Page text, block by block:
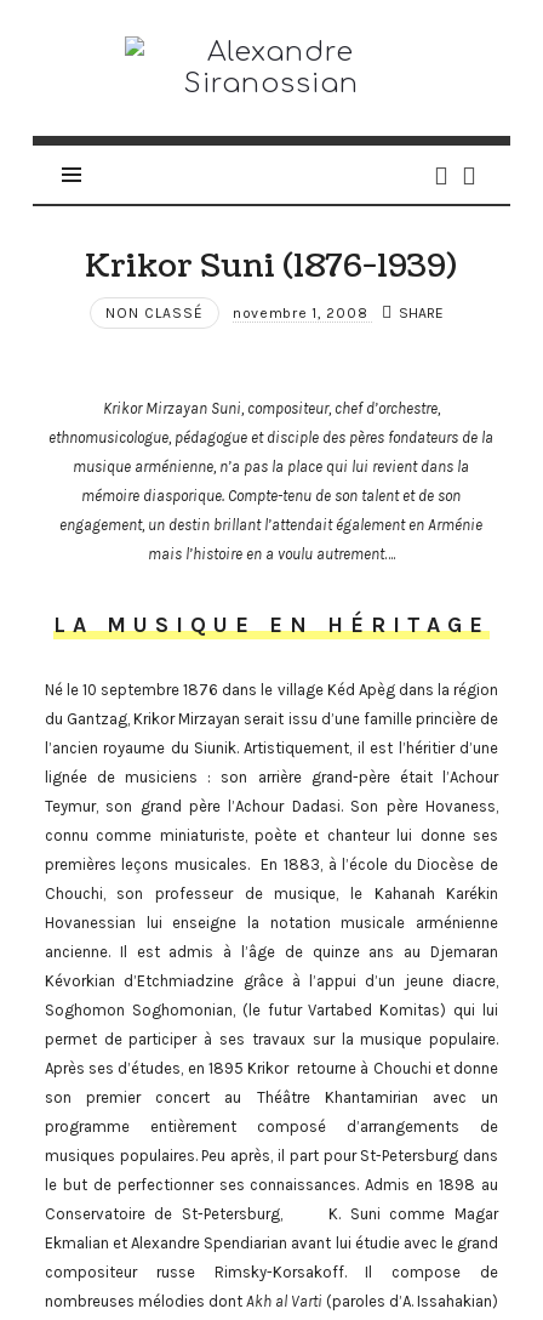
Krikor Suni (1876-1939)
NON CLASSÉ novembre 1, 2008 SHARE
Krikor Mirzayan Suni, compositeur, chef d’orchestre,
ethnomusicologue, pédagogue et disciple des pères fondateurs de la
musique arménienne, n’a pas la place qui lui revient dans la
mémoire diasporique. Compte-tenu de son talent et de son
engagement, un destin brillant l’attendait également en Arménie
mais l’histoire en a voulu autrement….
LA MUSIQUE EN HÉRITAGE
Né le 10 septembre 1876 dans le village Kéd Apèg dans la région
du Gantzag, Krikor Mirzayan serait issu d’une famille princière de
l’ancien royaume du Siunik. Artistiquement, il est l’héritier d’une
lignée de musiciens : son arrière grand-père était l’Achour
Teymur, son grand père l’Achour Dadasi. Son père Hovaness,
connu comme miniaturiste, poète et chanteur lui donne ses
premières leçons musicales. En 1883, à l’école du Diocèse de
Chouchi, son professeur de musique, le Kahanah Karékin
Hovanessian lui enseigne la notation musicale arménienne
ancienne. Il est admis à l’âge de quinze ans au Djemaran
Kévorkian d’Etchmiadzine grâce à l’appui d’un jeune diacre,
Soghomon Soghomonian, (le futur Vartabed Komitas) qui lui
permet de participer à ses travaux sur la musique populaire.
Après ses d’études, en 1895 Krikor retourne à Chouchi et donne
son premier concert au Théâtre Khantamirian avec un
programme entièrement composé d’arrangements de
musiques populaires. Peu après, il part pour St-Petersburg dans
le but de perfectionner ses connaissances. Admis en 1898 au
Conservatoire de St-Petersburg, K. Suni comme Magar
Ekmalian et Alexandre Spendiarian avant lui étudie avec le grand
compositeur russe Rimsky-Korsakoff. Il compose de
nombreuses mélodies dontAkh al Varti (paroles d’A. Issahakian)